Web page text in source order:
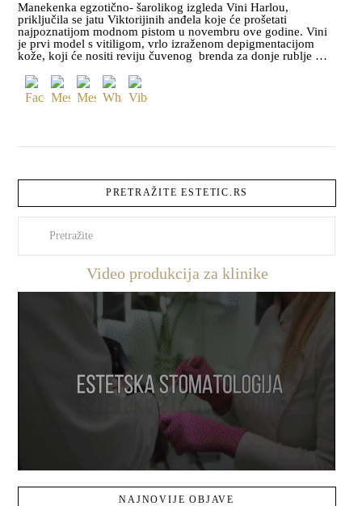
Manekenka egzotično- šarolikog izgleda Vini Harlou,
priključila se jatu Viktorijinih anđela koje će prošetati
najpoznatijom modnom pistom u novembru ove godine. Vini
je prvi model s vitiligom, vrlo izraženom depigmentacijom
kože, koji će nositi reviju čuvenog brenda za donje rublje …
PRETRAŽITE ESTETIC.RS
Video produkcija za klinike
NAJNOVIJE OBJAVE